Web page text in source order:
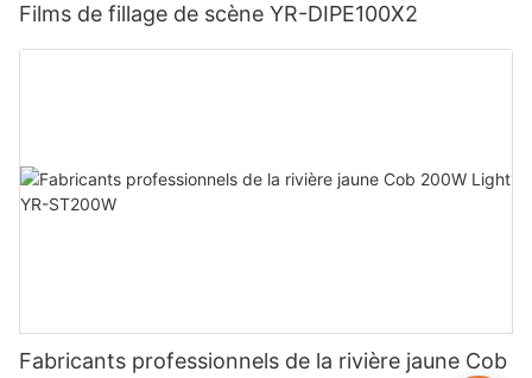
Films de fillage de scène YR-DIPE100X2
Fabricants professionnels de la rivière jaune Cob